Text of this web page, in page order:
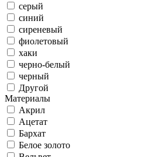
серый
синий
сиреневый
фиолетовый
хаки
черно-белый
черный
Другой
Материалы
Акрил
Ацетат
Бархат
Белое золото